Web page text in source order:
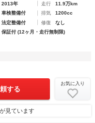
2013年 走行
11.9万km
車検整備付 排気
1200cc
法定整備付 修復
なし
保証付 (12ヶ月・走行無制限)
する
お気に入り
が見ています